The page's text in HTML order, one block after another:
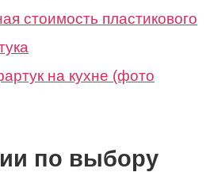
стоимость пластикового
на кухне (фото
по выбору